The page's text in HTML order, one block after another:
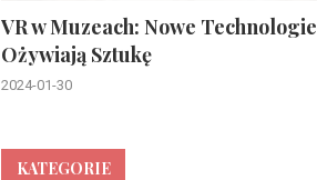
VR w Muzeach: Nowe Technologie
Ożywiają Sztukę
2024-01-30
KATEGORIE